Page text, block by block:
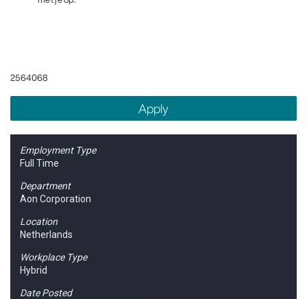
2564068
Apply
Employment Type
Full Time
Department
Aon Corporation
Location
Netherlands
Workplace Type
Hybrid
Date Posted